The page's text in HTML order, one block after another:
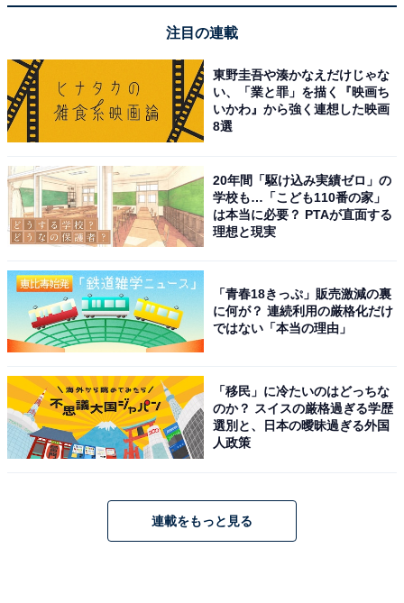
同率3位：神木隆之介
View this post on Instagram
注目の連載
東野圭吾や湊かなえだけじゃな
い、「業と罪」を描く『映画ち
いかわ』から強く連想した映画
8選
20年間「駆け込み実績ゼロ」の
学校も…「こども110番の家」
は本当に必要？ PTAが直面する
理想と現実
「青春18きっぷ」販売激減の裏
に何が？ 連続利用の厳格化だけ
ではない「本当の理由」
「移民」に冷たいのはどっちな
のか？ スイスの厳格過ぎる学歴
選別と、日本の曖昧過ぎる外国
人政策
連載をもっと見る